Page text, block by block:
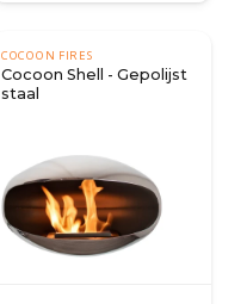
COCOON FIRES
Cocoon Shell - Gepolijst
staal